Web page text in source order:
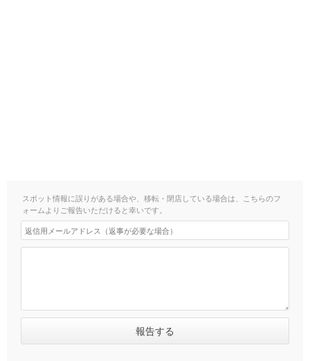
スポット情報に誤りがある場合や、移転・閉店している場合は、こちらのフ
ォームよりご報告いただけると幸いです。